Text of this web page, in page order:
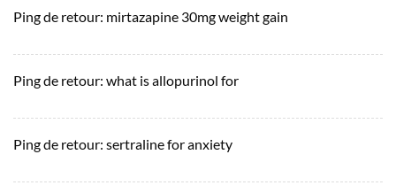
Ping de retour: mirtazapine 30mg weight gain
Ping de retour: what is allopurinol for
Ping de retour: sertraline for anxiety